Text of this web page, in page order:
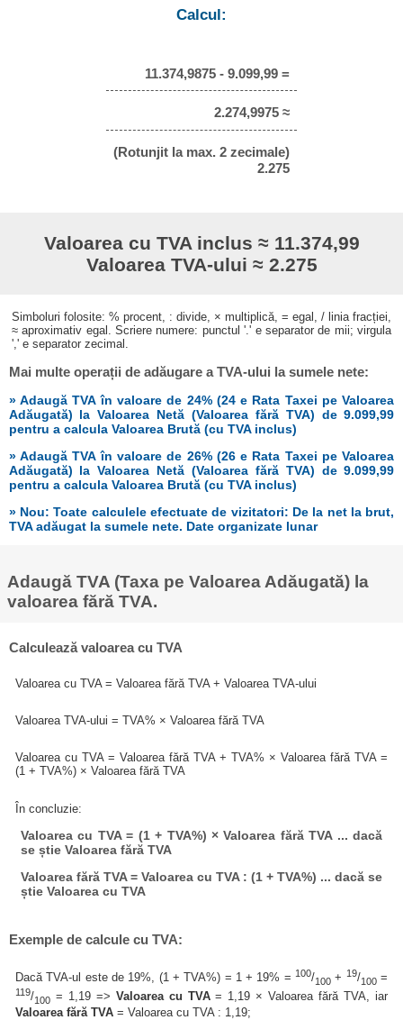
Calcul:
11.374,9875 - 9.099,99 =
2.274,9975 ≈
(Rotunjit la max. 2 zecimale)
2.275
Valoarea cu TVA inclus ≈ 11.374,99
Valoarea TVA-ului ≈ 2.275
Simboluri folosite: % procent, : divide, × multiplică, = egal, / linia fracției,
≈ aproximativ egal. Scriere numere: punctul '.' e separator de mii; virgula
',' e separator zecimal.
Mai multe operații de adăugare a TVA-ului la sumele nete:
» Adaugă TVA în valoare de 24% (24 e Rata Taxei pe Valoarea
Adăugată) la Valoarea Netă (Valoarea fără TVA) de 9.099,99
pentru a calcula Valoarea Brută (cu TVA inclus)
» Adaugă TVA în valoare de 26% (26 e Rata Taxei pe Valoarea
Adăugată) la Valoarea Netă (Valoarea fără TVA) de 9.099,99
pentru a calcula Valoarea Brută (cu TVA inclus)
» Nou: Toate calculele efectuate de vizitatori: De la net la brut,
TVA adăugat la sumele nete. Date organizate lunar
Adaugă TVA (Taxa pe Valoarea Adăugată) la
valoarea fără TVA.
Calculează valoarea cu TVA
Valoarea cu TVA = Valoarea fără TVA + Valoarea TVA-ului
Valoarea TVA-ului = TVA% × Valoarea fără TVA
Valoarea cu TVA = Valoarea fără TVA + TVA% × Valoarea fără TVA =
(1 + TVA%) × Valoarea fără TVA
În concluzie:
Valoarea cu TVA = (1 + TVA%) × Valoarea fără TVA ... dacă
se știe Valoarea fără TVA
Valoarea fără TVA = Valoarea cu TVA : (1 + TVA%) ... dacă se
știe Valoarea cu TVA
Exemple de calcule cu TVA:
Dacă TVA-ul este de 19%, (1 + TVA%) = 1 + 19% = 100/100+ 19/100=
119/100 = 1,19 => Valoarea cu TVA= 1,19 × Valoarea fără TVA, iar
Valoarea fără TVA = Valoarea cu TVA : 1,19;